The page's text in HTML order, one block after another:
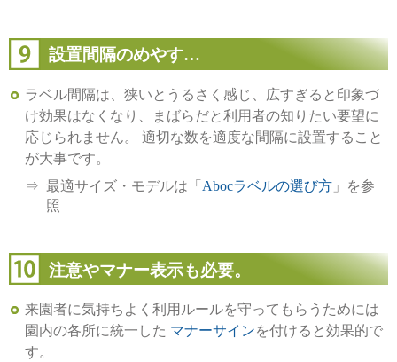
設置間隔のめやす…
ラベル間隔は、狭いとうるさく感じ、広すぎると印象づ
け効果はなくなり、まばらだと利用者の知りたい要望に
応じられません。
適切な数を適度な間隔に設置すること
が大事です。
最適サイズ・モデルは「 Abocラベルの選び方」を参
照
注意やマナー表示も必要。
来園者に気持ちよく利用ルールを守ってもらうためには
園内の各所に統一した マナーサインを付けると効果的で
す。